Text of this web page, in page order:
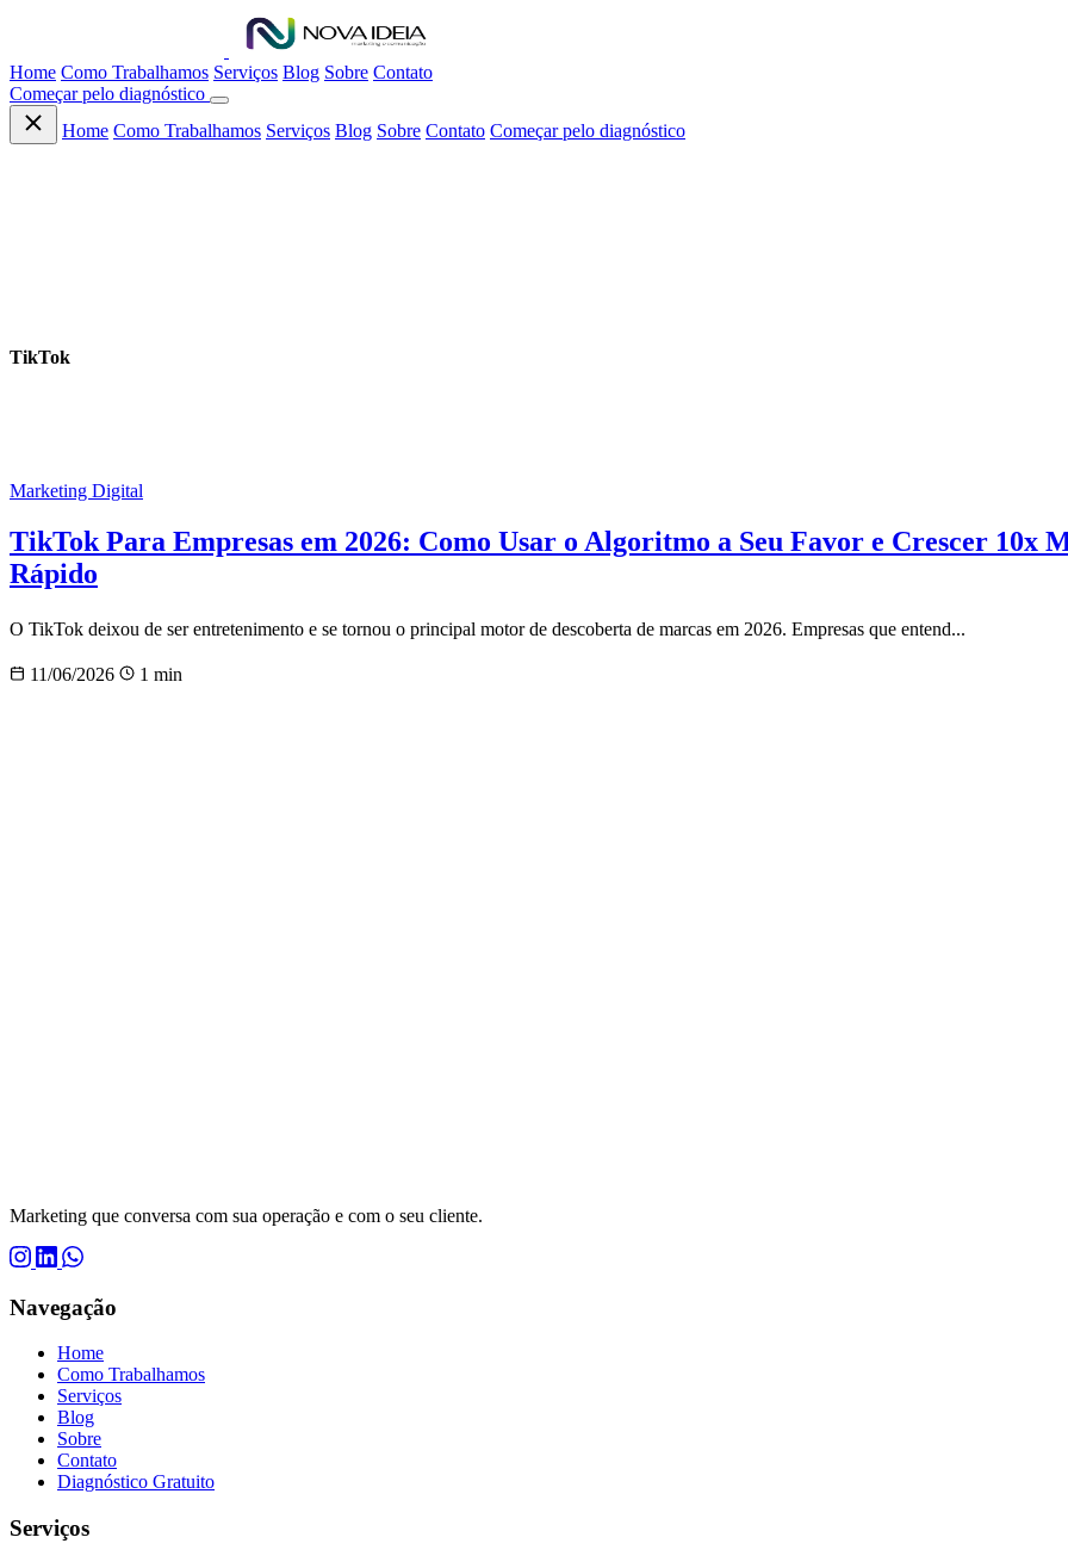
Home Como Trabalhamos Serviços Blog Sobre Contato
Começar pelo diagnóstico
Home Como Trabalhamos Serviços Blog Sobre Contato Começar pelo diagnóstico
TikTok
Marketing Digital
TikTok Para Empresas em 2026: Como Usar o Algoritmo a Seu Favor e Crescer 10x
Rápido
O TikTok deixou de ser entretenimento e se tornou o principal motor de descoberta de marcas em 2026. Empresas que entend...
11/06/2026 1 min
Marketing que conversa com sua operação e com o seu cliente.
Navegação
Home
Como Trabalhamos
Serviços
Blog
Sobre
Contato
Diagnóstico Gratuito
Serviços